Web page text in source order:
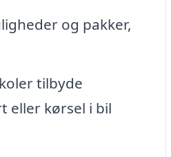
og pakker,
tilbyde
eller kørsel i bil